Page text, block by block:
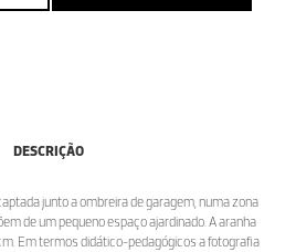
DESCRIÇÃO
junto a ombreira de garagem, numa zona
de um pequeno espaço ajardinado. A aranha
Em termos didático-pedagógicos a fotografia